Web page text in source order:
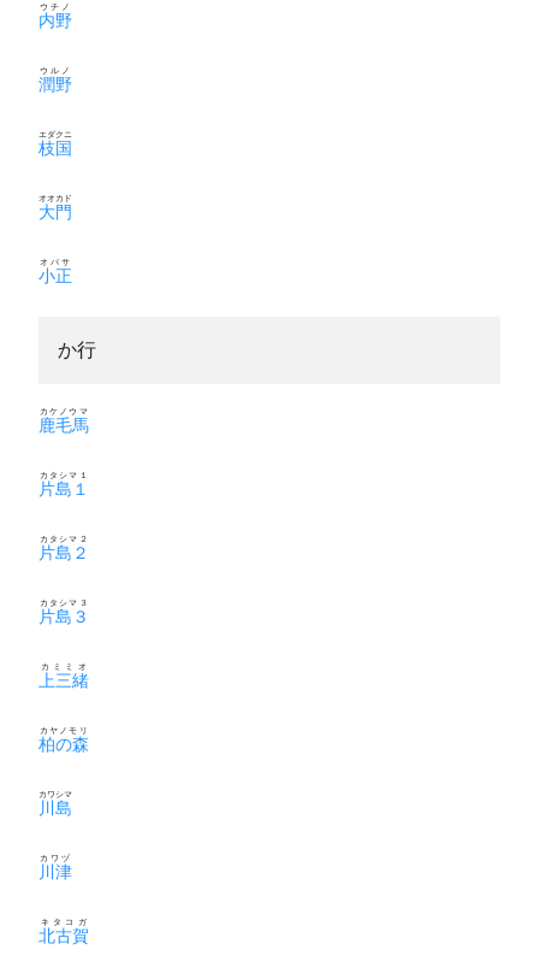
内野
ウチノ
潤野
ウルノ
枝国
エダクニ
大門
オオカド
小正
オバサ
か行
鹿毛馬
カケノウマ
片島１
カタシマ１
片島２
カタシマ２
片島３
カタシマ３
上三緒
カミミオ
柏の森
カヤノモリ
川島
カワシマ
川津
カワヅ
北古賀
キタコガ